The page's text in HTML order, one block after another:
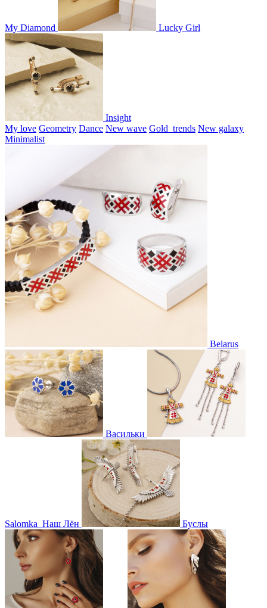
My Diamond Lucky Girl
Insight
My love Geometry Dance New wave Gold_trends New galaxy
Minimalist
Belarus
Васильки
Salomka Наш Лён Буслы